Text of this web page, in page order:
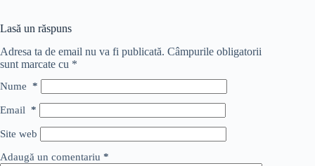
Lasă un răspuns
Adresa ta de email nu va fi publicată. Câmpurile obligatorii
sunt marcate cu *
Nume *
Email *
Site web
Adaugă un comentariu *